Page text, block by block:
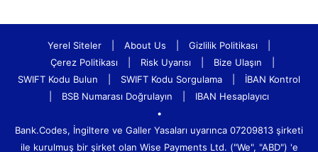
Yerel Siteler About Us Gizlilik Politikası
Çerez Politikası
Risk Uyarısı Bize Ulaşın
SWIFT Kodu Bulun
SWIFT Kodu Sorgulama
İBAN Kontrol
BSB Numarası Doğrulayın
IBAN Hesaplayıcı
•
Bank.Codes, İngiltere ve Galler Yasaları uyarınca 07209813 şirketi
ile kurulmuş bir şirket olan Wise Payments Ltd. ("We", "ABD") 'e